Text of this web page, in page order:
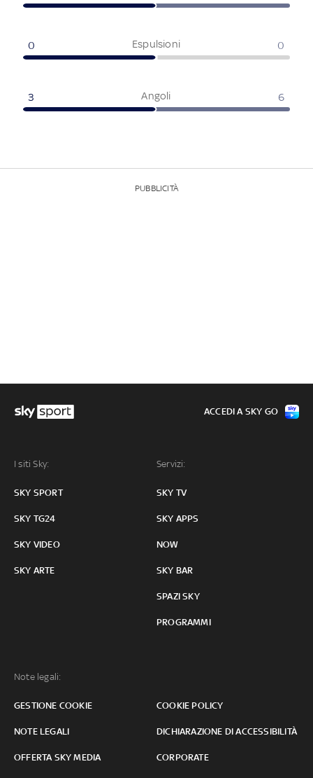
Espulsioni
0 0
Angoli
3 6
PUBBLICITÀ
I siti Sky:
SKY SPORT
SKY TG24
SKY VIDEO
SKY ARTE
Servizi:
SKY TV
SKY APPS
NOW
SKY BAR
SPAZI SKY
PROGRAMMI
Note legali:
GESTIONE COOKIE COOKIE POLICY
NOTE LEGALI DICHIARAZIONE DI ACCESSIBILITÀ
OFFERTA SKY MEDIA CORPORATE
ACCEDI A SKY GO